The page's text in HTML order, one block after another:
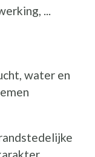
...
water en